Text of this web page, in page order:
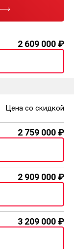
2 609 000
Цена со скидкой
2 759 000
2 909 000
3 209 000